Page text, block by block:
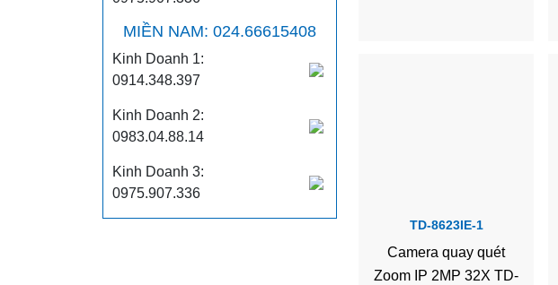
MIỀN NAM: 024.66615408
Kinh Doanh 1:
0914.348.397
Kinh Doanh 2:
0983.04.88.14
Kinh Doanh 3:
0975.907.336
TD-8623IE-1
Camera quay quét
Zoom IP 2MP 32X TD-